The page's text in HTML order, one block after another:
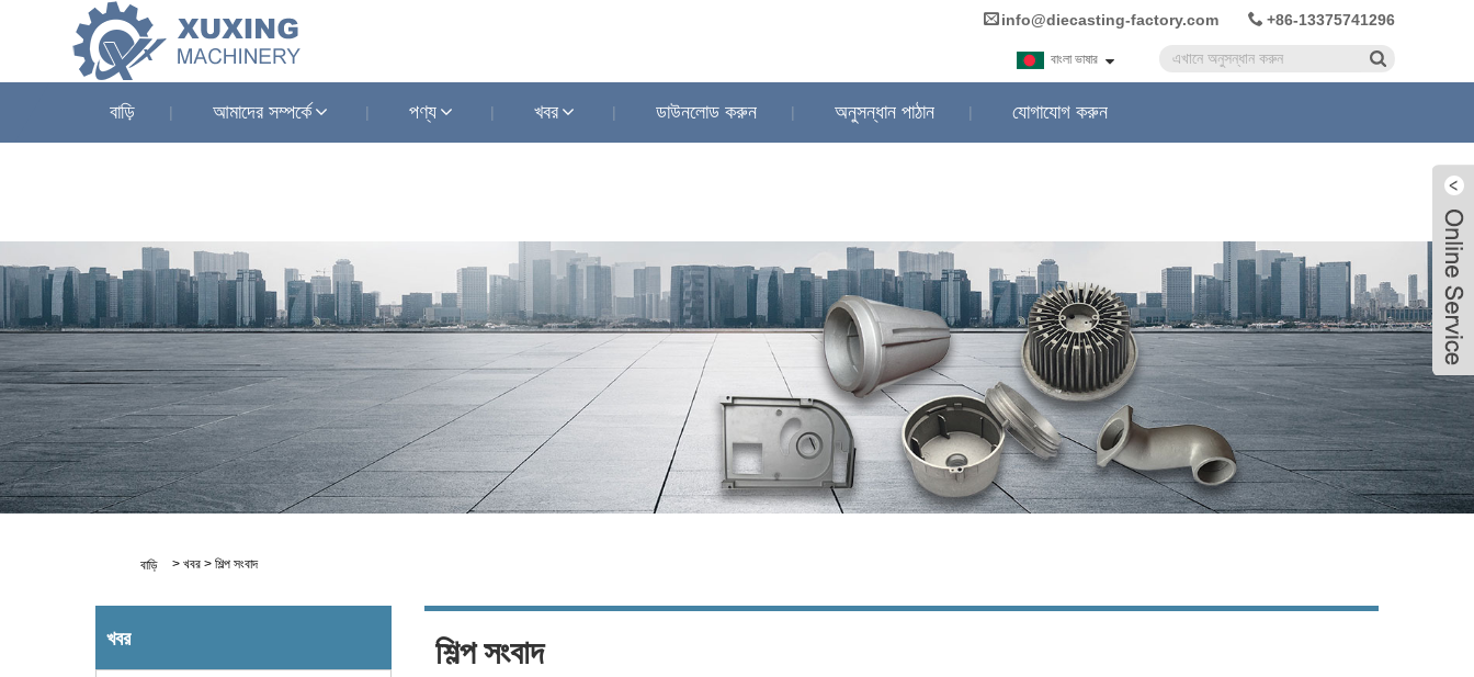
+86-13375741296
info@diecasting-factory.com
বাংলা ভাষার
বাড়ি আমাদের সম্পর্কে পণ্য খবর ডাউনলোড করুন অনুসন্ধান পাঠান যোগাযোগ করুন
বাড়ি > খবর > শিল্প সংবাদ
খবর শিল্প সংবাদ